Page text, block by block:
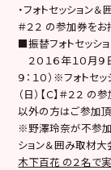
・フォトセッション＆
＃２２ の参加券を
■振替フォトセッショ
２０１６年１０月９
９：１０）※フォトセ
（日）【Ｃ】＃２２
以外の方はご参加頂
※野澤玲奈が不参加と
ション＆囲み取材大
木下百花 の２名で